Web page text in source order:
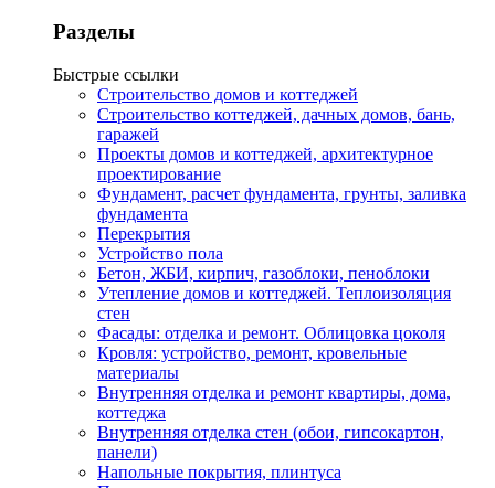
Разделы
Быстрые ссылки
Строительство домов и коттеджей
Строительство коттеджей, дачных домов, бань,
гаражей
Проекты домов и коттеджей, архитектурное
проектирование
Фундамент, расчет фундамента, грунты, заливка
фундамента
Перекрытия
Устройство пола
Бетон, ЖБИ, кирпич, газоблоки, пеноблоки
Утепление домов и коттеджей. Теплоизоляция
стен
Фасады: отделка и ремонт. Облицовка цоколя
Кровля: устройство, ремонт, кровельные
материалы
Внутренняя отделка и ремонт квартиры, дома,
коттеджа
Внутренняя отделка стен (обои, гипсокартон,
панели)
Напольные покрытия, плинтуса